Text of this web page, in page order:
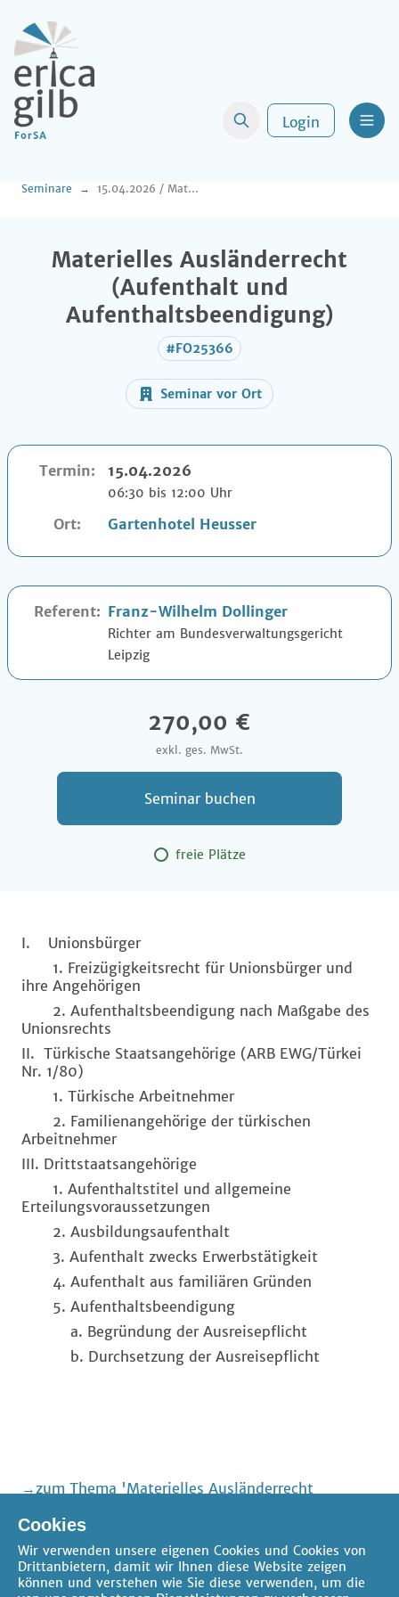
Login
Seminare 15.04.2026 / Materielles Ausländerrecht (Aufenthalt und Aufenthaltsbeendigung)
Materielles Ausländerrecht
(Aufenthalt und
Aufenthaltsbeendigung)
#FO25366
Seminar vor Ort
Termin: 15.04.2026
06:30 bis 12:00 Uhr
Ort: Gartenhotel Heusser
Referent: Franz-Wilhelm Dollinger
Richter am Bundesverwaltungsgericht
Leipzig
270,00 €
exkl. ges. MwSt.
Seminar buchen
freie Plätze
I. Unionsbürger
1. Freizügigkeitsrecht für Unionsbürger und
ihre Angehörigen
2. Aufenthaltsbeendigung nach Maßgabe des
Unionsrechts
II. Türkische Staatsangehörige (ARB EWG/Türkei
Nr. 1/80)
1. Türkische Arbeitnehmer
2. Familienangehörige der türkischen
Arbeitnehmer
III. Drittstaatsangehörige
1. Aufenthaltstitel und allgemeine
Erteilungsvoraussetzungen
2. Ausbildungsaufenthalt
3. Aufenthalt zwecks Erwerbstätigkeit
4. Aufenthalt aus familiären Gründen
5. Aufenthaltsbeendigung
a. Begründung der Ausreisepflicht
b. Durchsetzung der Ausreisepflicht
zum Thema 'Materielles Ausländerrecht
zum Thema 'Migrationsrecht'
Cookies
Wir verwenden unsere eigenen Cookies und Cookies von
Drittanbietern, damit wir Ihnen diese Website zeigen
können und verstehen wie Sie diese verwenden, um die